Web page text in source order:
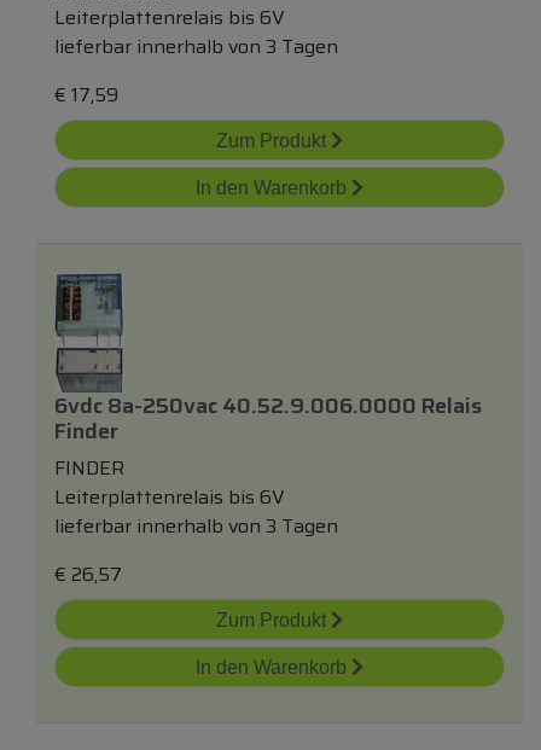
Leiterplattenrelais bis 6V
lieferbar innerhalb von 3 Tagen
€ 17,59
Zum Produkt
In den Warenkorb
6vdc 8a-250vac 40.52.9.006.0000 Relais
Finder
FINDER
Leiterplattenrelais bis 6V
lieferbar innerhalb von 3 Tagen
€ 26,57
Zum Produkt
In den Warenkorb